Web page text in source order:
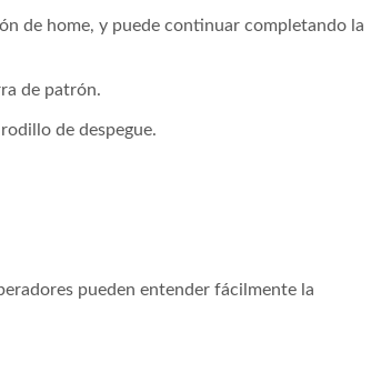
de home, y puede continuar completando la
de patrón.
de despegue.
pueden entender fácilmente la